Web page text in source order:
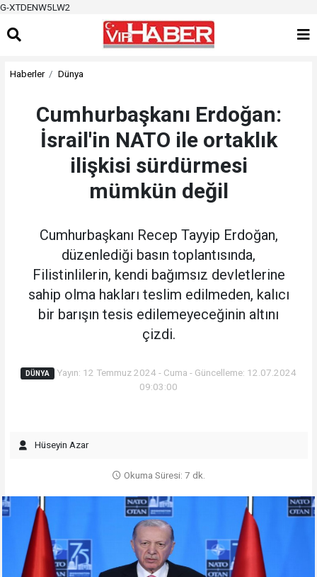
G-XTDENW5LW2
Haberler Dünya
Cumhurbaşkanı Erdoğan:
İsrail'in NATO ile ortaklık
ilişkisi sürdürmesi
mümkün değil
Cumhurbaşkanı Recep Tayyip Erdoğan,
düzenlediği basın toplantısında,
Filistinlilerin, kendi bağımsız devletlerine
sahip olma hakları teslim edilmeden, kalıcı
bir barışın tesis edilemeyeceğinin altını
çizdi.
DÜNYA Yayın: 12 Temmuz 2024 - Cuma - Güncelleme: 12.07.2024
09:03:00
Hüseyin Azar
Okuma Süresi: 7 dk.